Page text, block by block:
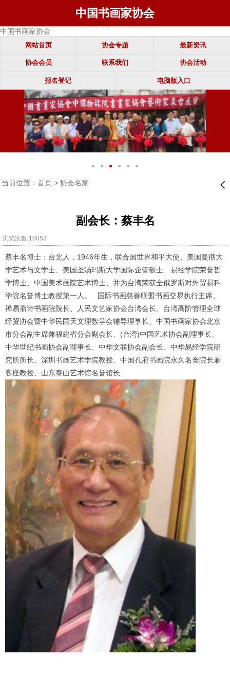
中国书画家协会
中国书画家协会
网站首页 协会专题 最新资讯
协会会员 联系我们 协会活动
报名登记 电脑版入口
2 3 4 5 6
当前位置： 首页> 协会名家 󰊒
副会长：蔡丰名
浏览次数:10053
蔡丰名博士：台北人，1946年生，联合国世界和平大使、美国曼彻大
学艺术与文学士、美国圣汤玛斯大学国际企管硕士、易经学院荣誉哲
学博士、中国美术画院艺术博士、并为台湾荣获全俄罗斯对外贸易科
学院名誉博士教授第一人。 国际书画慈善联盟书画交易执行主席、
禅易斋诗书画院院长、人民文艺家协会台湾会长、台湾高阶管理全球
经贸协会暨中华民国天文理数学会辅导理事长、中国书画家协会北京
市分会副主席兼福建省分会副会长、(台湾)中国艺术协会副理事长、
中华世纪书画协会副理事长、中华文联协会副会长、中华易经学院研
究所所长、深圳书画艺术学院教授、中国孔府书画院永久名誉院长兼
客座教授、山东泰山艺术馆名誉馆长